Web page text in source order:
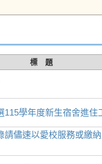
標 題
115學年度新生宿舍進住
請儘速以愛校服務或繳